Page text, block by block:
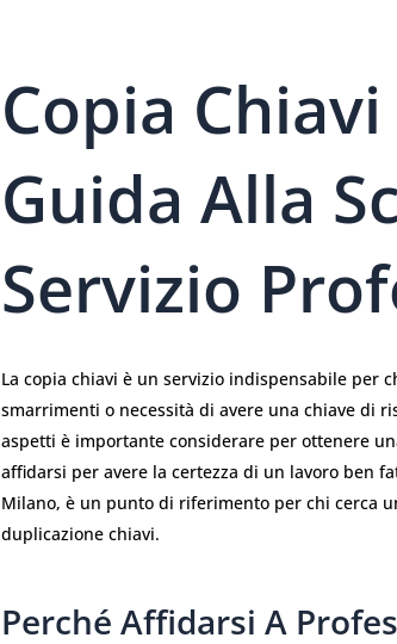
Copia
Guida Alla
Servizio
La copia chiavi è un servizio indispensabile per
smarrimenti o necessità di avere una chiave di
aspetti è importante considerare per ottenere
affidarsi per avere la certezza di un lavoro ben
Milano, è un punto di riferimento per chi cerca
duplicazione chiavi.
Perché Affidarsi A